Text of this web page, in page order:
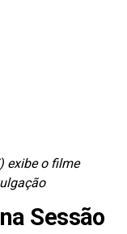
exibe o filme
Sessão